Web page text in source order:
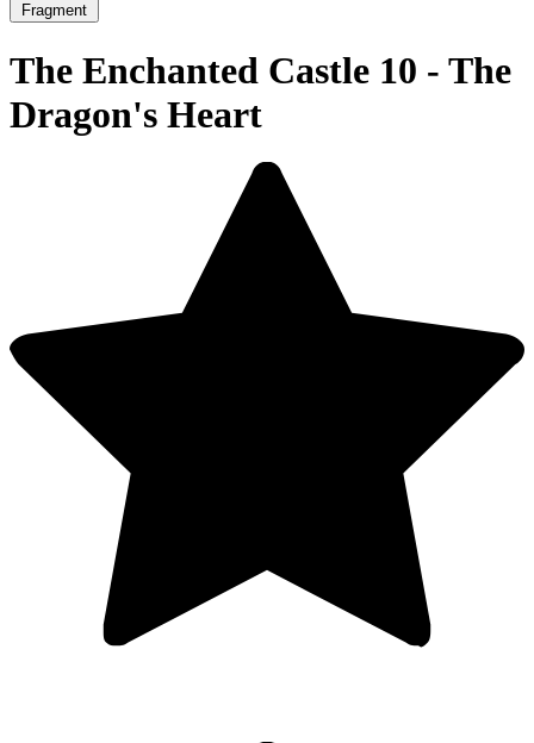
Fragment
The Enchanted Castle 10 - The
Dragon's Heart